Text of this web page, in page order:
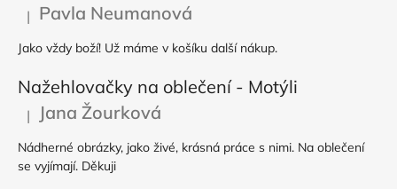
Hodnocení produktu je 5 z 5 hvězdiček.
| Pavla Neumanová
Jako vždy boží! Už máme v košíku další nákup.
Nažehlovačky na oblečení - Motýli
Hodnocení produktu je 5 z 5 hvězdiček.
| Jana Žourková
Nádherné obrázky, jako živé, krásná práce s nimi. Na oblečení
se vyjímají. Děkuji